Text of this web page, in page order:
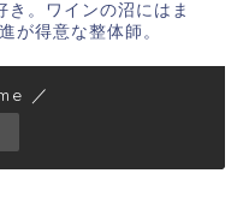
き。ワインの沼にはま
が得意な整体師。
／